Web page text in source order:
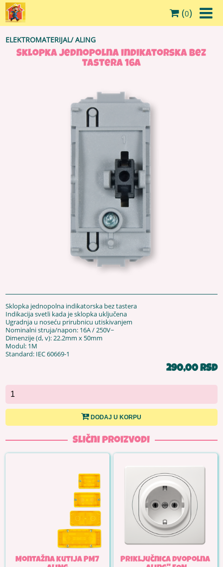
(0)
ELEKTROMATERIJAL/ALING
Sklopka jednopolna indikatorska bez
tastera 16A
Sklopka jednopolna indikatorska bez tastera
Indikacija svetli kada je sklopka uključena
Ugradnja u noseću prirubnicu utiskivanjem
Nominalni struja/napon: 16A / 250V~
Dimenzije (d, v): 22.2mm x 50mm
Modul: 1M
Standard: IEC 60669-1
290,00 RSD
DODAJ U KORPU
Slični proizvodi
Montažna kutija PM7
Priključnica dvopolna